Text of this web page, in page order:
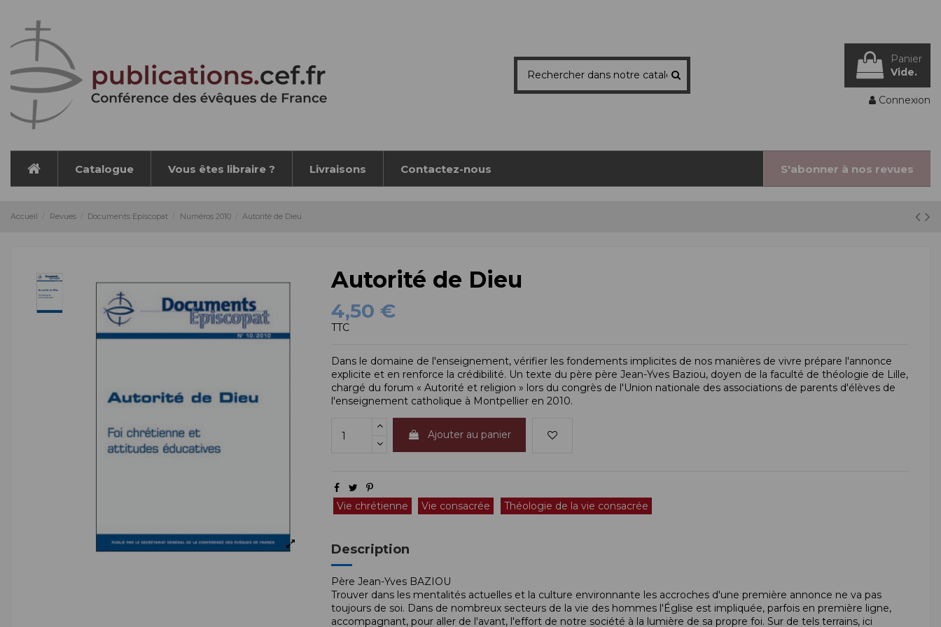
Panier
Vide.
Connexion
Catalogue Vous êtes libraire ? Livraisons Contactez-nous S'abonner à nos revues
Accueil Revues Documents Episcopat Numéros 2010 Autorité de Dieu
Autorité de Dieu
4,50 €
TTC
Dans le domaine de l'enseignement, vérifier les fondements implicites de nos manières de vivre prépare l'annonce
explicite et en renforce la crédibilité. Un texte du père père Jean-Yves Baziou, doyen de la faculté de théologie de Lille,
chargé du forum « Autorité et religion » lors du congrès de l'Union nationale des associations de parents d'élèves de
l'enseignement catholique à Montpellier en 2010.
Ajouter au panier
Vie chrétienne Vie consacrée Théologie de la vie consacrée
Description
Père Jean-Yves BAZIOU
Trouver dans les mentalités actuelles et la culture environnante les accroches d'une première annonce ne va pas
toujours de soi. Dans de nombreux secteurs de la vie des hommes l'Église est impliquée, parfois en première ligne,
accompagnant, pour aller de l'avant, l'effort de notre société à la lumière de sa propre foi. Sur de tels terrains, ici